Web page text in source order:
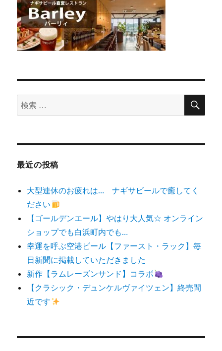
検
索
象:
検
最近の投稿
大型連休のお疲れは… ナギサビールで癒してく
ださい
【ゴールデンエール】やはり大人気☆ オンライン
ショップでも白浜町内でも…
幸運を呼ぶ空港ビール【ファースト・ラック】毎
日新聞に掲載していただきました
新作【ラムレーズンサンド】コラボ
【クラシック・デュンケルヴァイツェン】終売間
近です